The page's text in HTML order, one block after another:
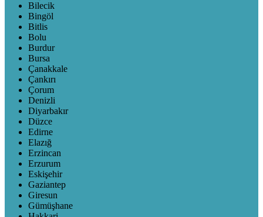
Bilecik
Bingöl
Bitlis
Bolu
Burdur
Bursa
Çanakkale
Çankırı
Çorum
Denizli
Diyarbakır
Düzce
Edirne
Elazığ
Erzincan
Erzurum
Eskişehir
Gaziantep
Giresun
Gümüşhane